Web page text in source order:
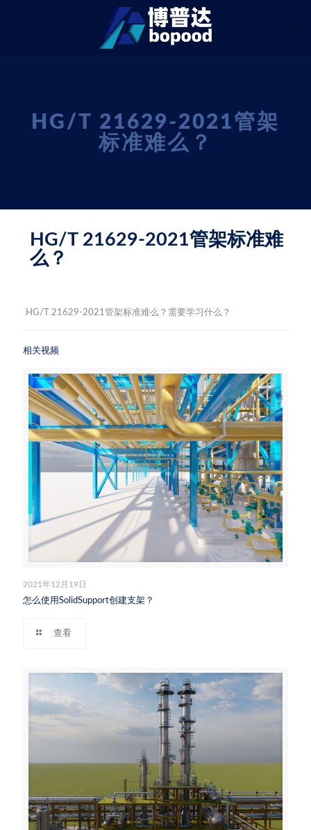
HG/T 21629-2021管架
标准难么？
HG/T 21629-2021管架标准难
么？
HG/T 21629-2021管架标准难么？需要学习什么？
相关视频
2021年12月19日
怎么使用SolidSupport创建支架？
查看